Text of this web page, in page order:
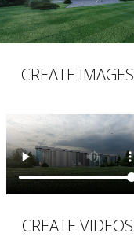
CREATE IMAGES
CREATE VIDEOS